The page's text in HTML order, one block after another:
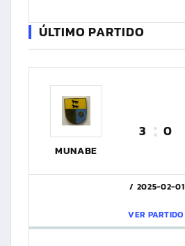
ÚLTIMO PARTIDO
MUNABE
3 0
2025-02-01
VER PARTIDO